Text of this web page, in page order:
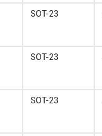
SOT-23
SOT-23
SOT-23